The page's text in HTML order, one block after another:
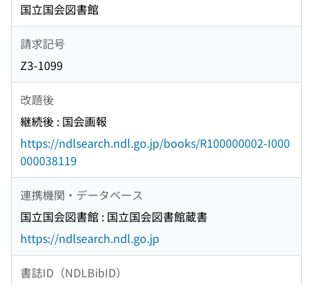
国立国会図書館
請求記号
Z3-1099
改題後
継続後 : 国会画報
https://ndlsearch.ndl.go.jp/books/R100000002-I000
000038119
連携機関・データベース
国立国会図書館 : 国立国会図書館蔵書
https://ndlsearch.ndl.go.jp
書誌ID（NDLBibID）